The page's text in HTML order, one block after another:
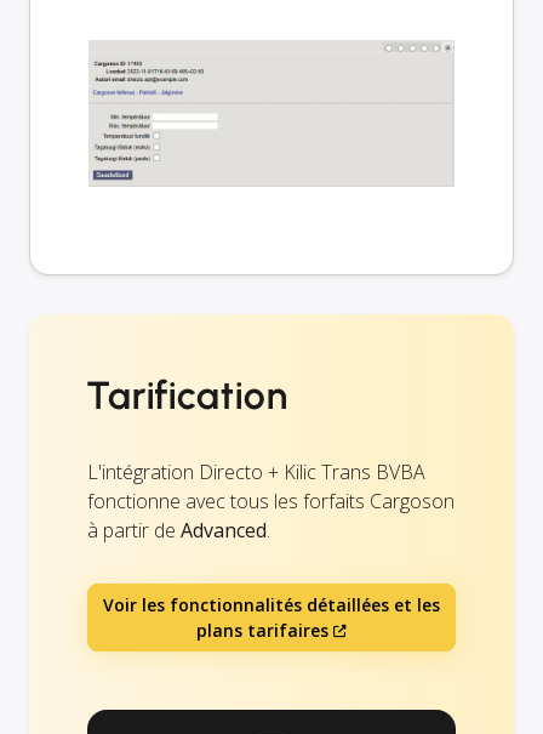
Tarification
L'intégration Directo + Kilic Trans BVBA
fonctionne avec tous les forfaits Cargoson
à partir de Advanced.
Voir les fonctionnalités détaillées et les
plans tarifaires